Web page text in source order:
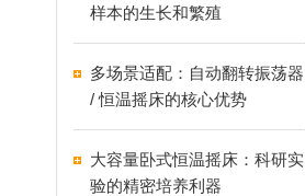
样本的生长和繁殖
多场景适配：自动翻转振荡器
/ 恒温摇床的核心优势
大容量卧式恒温摇床：科研实
验的精密培养利器